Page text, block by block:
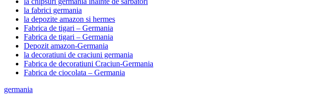
la fabrici germania
la depozite amazon si hermes
Fabrica de tigari – Germania
Fabrica de tigari – Germania
Depozit amazon-Germania
la decoratiuni de craciuni germania
Fabrica de decoratiuni Craciun-Germania
Fabrica de ciocolata – Germania
germania